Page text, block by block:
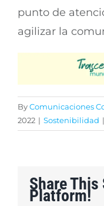
punto de
agilizar la
ByComunicaciones
2022 | Sostenibilidad |
Share This
Platform!